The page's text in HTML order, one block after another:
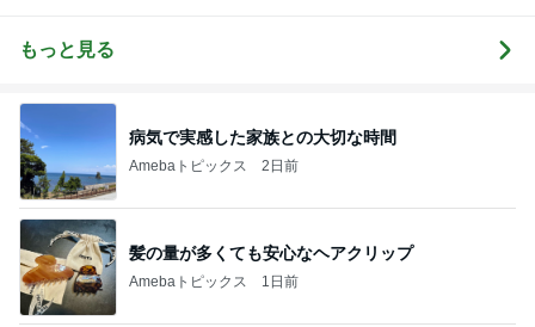
もっと見る
病気で実感した家族との大切な時間
Amebaトピックス 2日前
髪の量が多くても安心なヘアクリップ
Amebaトピックス 1日前